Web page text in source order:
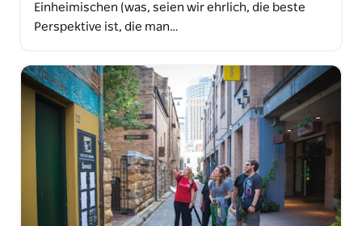
Einheimischen (was, seien wir ehrlich, die beste
Perspektive ist, die man…